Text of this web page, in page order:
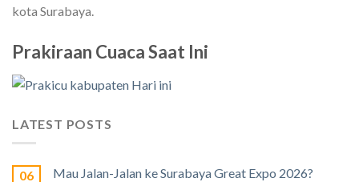
kota Surabaya.
Prakiraan Cuaca Saat Ini
LATEST POSTS
06
Mau Jalan-Jalan ke Surabaya Great Expo 2026?